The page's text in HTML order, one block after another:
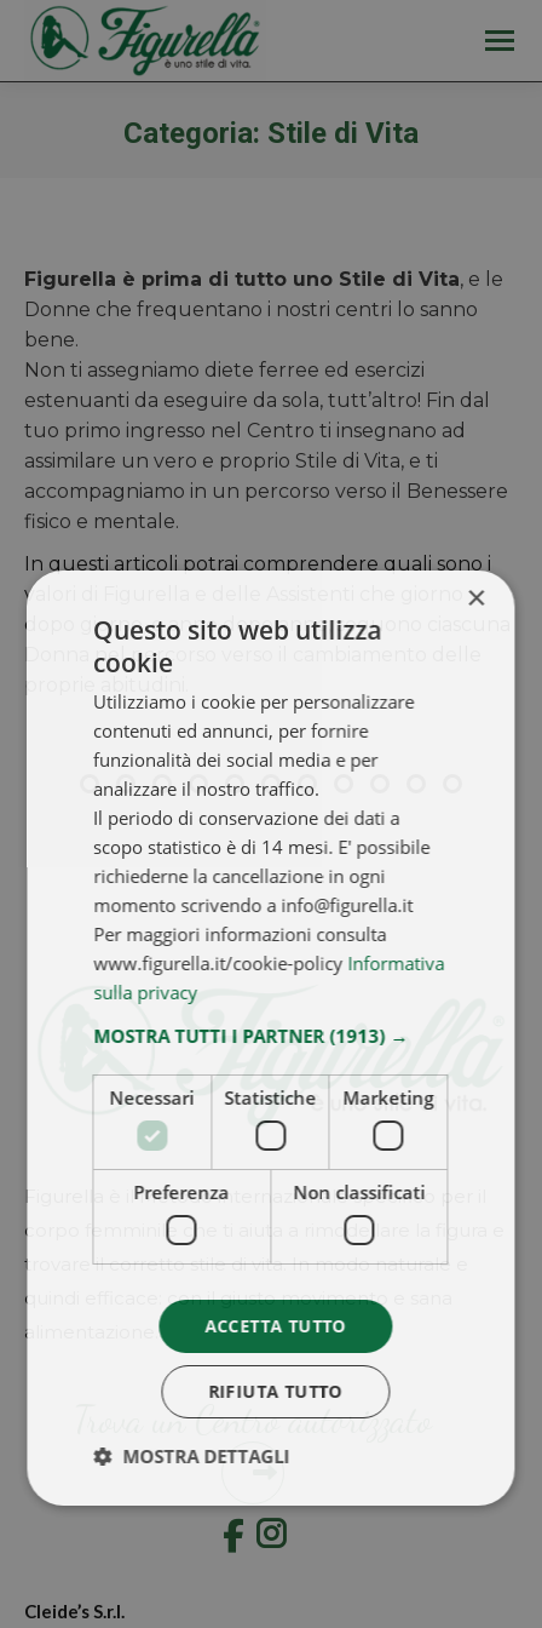
Categoria: Stile di Vita
Figurella è prima di tutto uno Stile di Vita, e le
Donne che frequentano i nostri centri lo sanno
bene.
Non ti assegniamo diete ferree ed esercizi
estenuanti da eseguire da sola, tutt’altro! Fin dal
tuo primo ingresso nel Centro ti insegnano ad
assimilare un vero e proprio Stile di Vita, e ti
accompagniamo in un percorso verso il Benessere
fisico e mentale.
In questi articoli potrai comprendere quali sono i
valori di Figurella e delle Assistenti che giorno
dopo giorno, e anno dopo anno, seguono ciascuna
Donna nel percorso verso il cambiamento delle
proprie abitudini.
Figurella è il Metodo internazionale specifico per il
corpo femminile che ti aiuta a rimodellare la figura e
trovare il corretto stile di vita. In modo naturale e
quindi efficace: con il giusto movimento e sana
alimentazione.
Trova un Centro autorizzato
Instagram
Cleide’s S.r.l.
×
Questo sito web utilizza
cookie
Utilizziamo i cookie per personalizzare
contenuti ed annunci, per fornire
funzionalità dei social media e per
analizzare il nostro traffico.
Il periodo di conservazione dei dati a
scopo statistico è di 14 mesi. E' possibile
richiederne la cancellazione in ogni
momento scrivendo a info@figurella.it
Per maggiori informazioni consulta
www.figurella.it/cookie-policy Informativa
sulla privacy
MOSTRA TUTTI I PARTNER(1913) →
Necessari Statistiche Marketing
Preferenza Non classificati
ACCETTA TUTTO
RIFIUTA TUTTO
MOSTRA DETTAGLI